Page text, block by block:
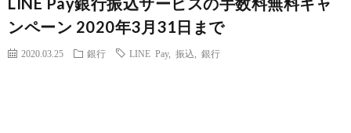
究
ンペーン 2020年3月31日まで
2020.03.25 銀行 LINE Pay, 振込 銀行